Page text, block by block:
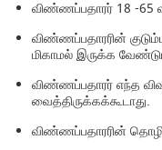
விண்ணப்பதாரர் 18 -65
விண்ணப்பதாரரின்
மிகாமல் இருக்க
விண்ணப்பதாரர் எந்த
வைத்திருக்கக்கூடாது.
விண்ணப்பதாரரின்